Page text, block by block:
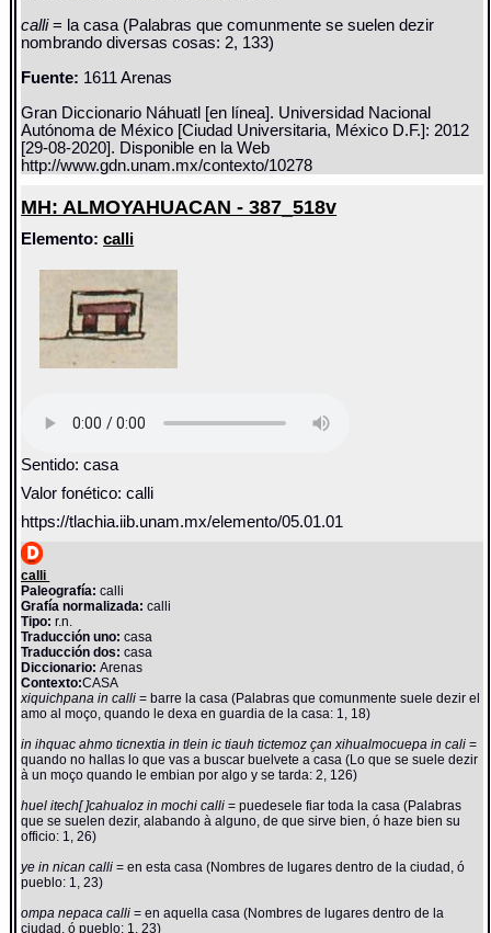
calli= la casa (Palabras que comunmente se suelen dezir
nombrando diversas cosas: 2, 133)
Fuente: 1611 Arenas
Gran Diccionario Náhuatl [en línea]. Universidad Nacional
Autónoma de México [Ciudad Universitaria, México D.F.]: 2012
[29-08-2020]. Disponible en la Web
http://www.gdn.unam.mx/contexto/10278
MH: ALMOYAHUACAN - 387_518v
Elemento:calli
Sentido: casa
Valor fonético: calli
https://tlachia.iib.unam.mx/elemento/05.01.01
calli
Paleografía: calli
Grafía normalizada: calli
Tipo: r.n.
Traducción uno: casa
Traducción dos: casa
Diccionario:Arenas
Contexto:CASA
xiquichpana in calli= barre la casa (Palabras que comunmente suele dezir el
amo al moço, quando le dexa en guardia de la casa: 1, 18)
in ihquac ahmo ticnextia in tlein ic tiauh tictemoz çan xihualmocuepa in cali=
quando no hallas lo que vas a buscar buelvete a casa (Lo que se suele dezir
à un moço quando le embian por algo y se tarda: 2, 126)
huel itech[ ]cahualoz in mochi calli= puedesele fiar toda la casa (Palabras
que se suelen dezir, alabando à alguno, de que sirve bien, ó haze bien su
officio: 1, 26)
ye in nican calli= en esta casa (Nombres de lugares dentro de la ciudad, ó
pueblo: 1, 23)
ompa nepaca calli= en aquella casa (Nombres de lugares dentro de la
ciudad, ó pueblo: 1, 23)